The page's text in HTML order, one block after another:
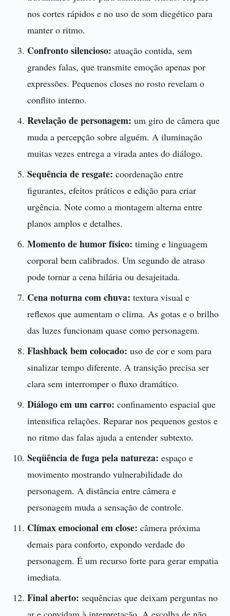
nos cortes rápidos e no uso de som diegético para
manter o ritmo.
Confronto silencioso: atuação contida, sem
grandes falas, que transmite emoção apenas por
expressões. Pequenos closes no rosto revelam o
conflito interno.
Revelação de personagem: um giro de câmera que
muda a percepção sobre alguém. A iluminação
muitas vezes entrega a virada antes do diálogo.
Sequência de resgate: coordenação entre
figurantes, efeitos práticos e edição para criar
urgência. Note como a montagem alterna entre
planos amplos e detalhes.
Momento de humor físico: timing e linguagem
corporal bem calibrados. Um segundo de atraso
pode tornar a cena hilária ou desajeitada.
Cena noturna com chuva: textura visual e
reflexos que aumentam o clima. As gotas e o brilho
das luzes funcionam quase como personagem.
Flashback bem colocado: uso de cor e som para
sinalizar tempo diferente. A transição precisa ser
clara sem interromper o fluxo dramático.
Diálogo em um carro: confinamento espacial que
intensifica relações. Reparar nos pequenos gestos e
no ritmo das falas ajuda a entender subtexto.
Seqüência de fuga pela natureza: espaço e
movimento mostrando vulnerabilidade do
personagem. A distância entre câmera e
personagem muda a sensação de controle.
Clímax emocional em close: câmera próxima
demais para conforto, expondo verdade do
personagem. É um recurso forte para gerar empatia
imediata.
Final aberto: sequências que deixam perguntas no